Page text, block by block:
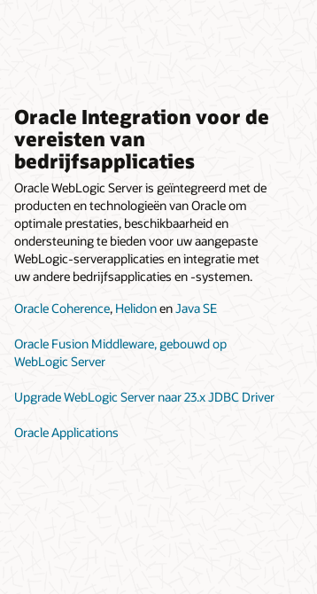
Oracle Integration voor de
vereisten van
bedrijfsapplicaties
Oracle WebLogic Server is geïntegreerd met de
producten en technologieën van Oracle om
optimale prestaties, beschikbaarheid en
ondersteuning te bieden voor uw aangepaste
WebLogic-serverapplicaties en integratie met
uw andere bedrijfsapplicaties en -systemen.
Oracle Coherence, HelidonenJava SE
Oracle Fusion Middleware, gebouwd op
WebLogic Server
Upgrade WebLogic Server naar 23.x JDBC Driver
Oracle Applications